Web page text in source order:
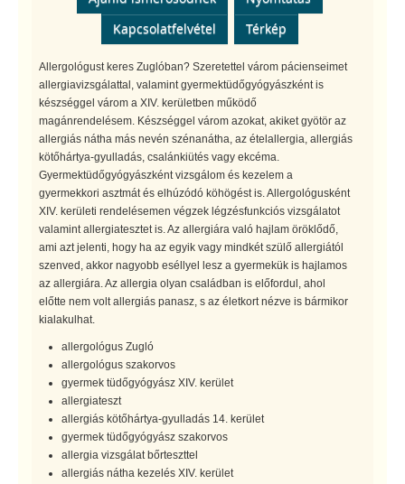
Kapcsolatfelvétel
Térkép
Allergológust keres Zuglóban? Szeretettel várom pácienseimet
allergiavizsgálattal, valamint gyermektüdőgyógyászként is
készséggel várom a XIV. kerületben működő
magánrendelésem. Készséggel várom azokat, akiket gyötör az
allergiás nátha más nevén szénanátha, az ételallergia, allergiás
kötőhártya-gyulladás, csalánkiütés vagy ekcéma.
Gyermektüdőgyógyászként vizsgálom és kezelem a
gyermekkori asztmát és elhúzódó köhögést is. Allergológusként
XIV. kerületi rendelésemen végzek légzésfunkciós vizsgálatot
valamint allergiatesztet is. Az allergiára való hajlam öröklődő,
ami azt jelenti, hogy ha az egyik vagy mindkét szülő allergiától
szenved, akkor nagyobb eséllyel lesz a gyermekük is hajlamos
az allergiára. Az allergia olyan családban is előfordul, ahol
előtte nem volt allergiás panasz, s az életkort nézve is bármikor
kialakulhat.
allergológus Zugló
allergológus szakorvos
gyermek tüdőgyógyász XIV. kerület
allergiateszt
allergiás kötőhártya-gyulladás 14. kerület
gyermek tüdőgyógyász szakorvos
allergia vizsgálat bőrteszttel
allergiás nátha kezelés XIV. kerület